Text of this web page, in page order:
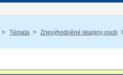
/ Témata / Znevýhodněné skupiny osob /